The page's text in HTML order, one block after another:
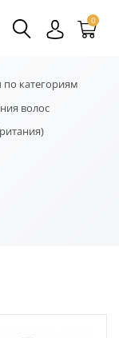
0
категориям
волос